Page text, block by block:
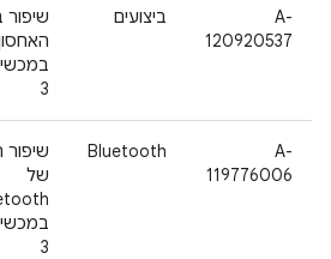
A-
120920537
ביצועים
שיפור
3
A-
119776006
Bluetooth
שיפור
של
3